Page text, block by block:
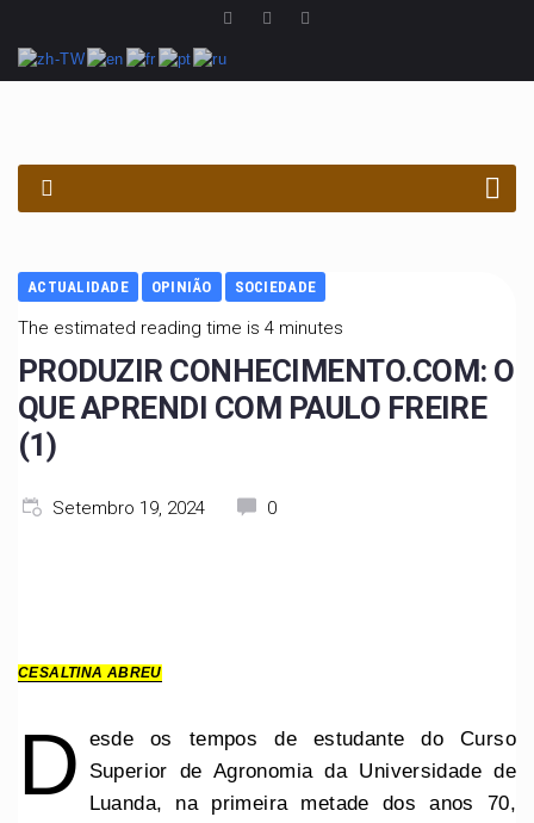
ACTUALIDADE OPINIÃO SOCIEDADE
The estimated reading time is 4 minutes
PRODUZIR CONHECIMENTO.COM: O
QUE APRENDI COM PAULO FREIRE
(1)
Setembro 19, 2024 0
CESALTINA ABREU
D esde os tempos de estudante do Curso
Superior de Agronomia da Universidade de
Luanda, na primeira metade dos anos 70,
PROCURAR